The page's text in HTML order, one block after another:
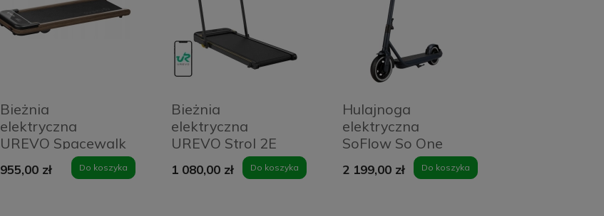
Bieżnia
elektryczna
UREVO Spacewalk
955,00 zł Do koszyka
Bieżnia
elektryczna
UREVO Strol 2E
Smart 2w1
(czarna)
1 080,00 zł Do koszyka
Hulajnoga
elektryczna
SoFlow So One
Antracytowa -
2 199,00 zł Do koszyka